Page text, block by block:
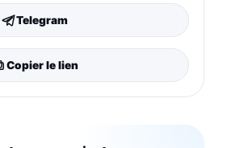
Telegram
Copier le lien